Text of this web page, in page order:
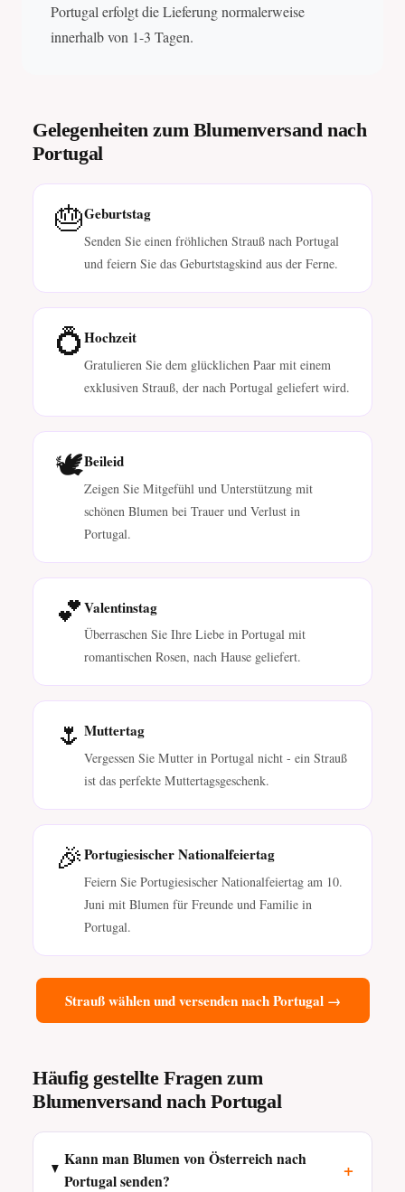
Portugal erfolgt die Lieferung normalerweise
innerhalb von 1-3 Tagen.
Gelegenheiten zum Blumenversand nach
Portugal
🎂Geburtstag
Senden Sie einen fröhlichen Strauß nach Portugal
und feiern Sie das Geburtstagskind aus der Ferne.
💍Hochzeit
Gratulieren Sie dem glücklichen Paar mit einem
exklusiven Strauß, der nach Portugal geliefert wird.
🕊️Beileid
Zeigen Sie Mitgefühl und Unterstützung mit
schönen Blumen bei Trauer und Verlust in
Portugal.
💕Valentinstag
Überraschen Sie Ihre Liebe in Portugal mit
romantischen Rosen, nach Hause geliefert.
🌷 Muttertag
Vergessen Sie Mutter in Portugal nicht - ein Strauß
ist das perfekte Muttertagsgeschenk.
🎉Portugiesischer Nationalfeiertag
Feiern Sie Portugiesischer Nationalfeiertag am 10.
Juni mit Blumen für Freunde und Familie in
Portugal.
Strauß wählen und versenden nach Portugal →
Häufig gestellte Fragen zum
Blumenversand nach Portugal
Kann man Blumen von Österreich nach
Portugal senden?
+